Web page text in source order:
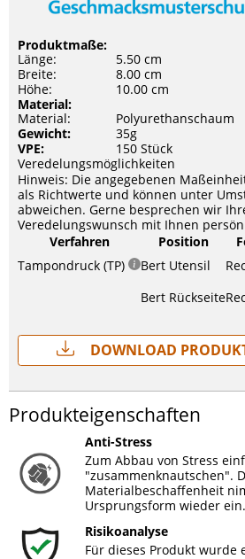
Produktmaße:
Länge:
5.50 cm
Breite:
8.00 cm
Höhe:
10.00 cm
Material:
Material:
Polyurethanschaum
Gewicht:
35g
VPE:
150 Stück
Veredelungsmöglichkeiten
Hinweis: Die angegebenen
als Richtwerte und können unter
abweichen. Gerne besprechen wir
Veredelungswunsch mit Ihnen
Verfahren
Position
Tampondruck (TP)
Bert Utensil
Bert Rückseite
Download
Produkteigenschaften
Anti-Stress
Zum Abbau von Stress
"zusammenknautschen".
Materialbeschaffenheit
Ursprungsform wieder ein.
Risikoanalyse
Für dieses Produkt wurde